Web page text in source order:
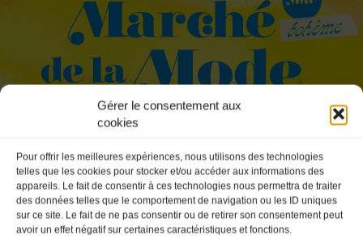
Gérer le consentement aux
cookies
Pour offrir les meilleures expériences, nous utilisons des technologies
telles que les cookies pour stocker et/ou accéder aux informations des
appareils. Le fait de consentir à ces technologies nous permettra de traiter
des données telles que le comportement de navigation ou les ID uniques
sur ce site. Le fait de ne pas consentir ou de retirer son consentement peut
avoir un effet négatif sur certaines caractéristiques et fonctions.